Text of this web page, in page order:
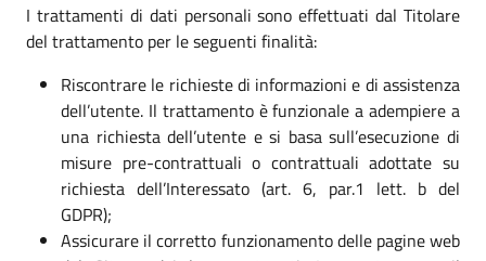
I trattamenti di dati personali sono effettuati dal Titolare
del trattamento per le seguenti finalità:
Riscontrare le richieste di informazioni e di assistenza
dell’utente. Il trattamento è funzionale a adempiere a
una richiesta dell’utente e si basa sull’esecuzione di
misure pre-contrattuali o contrattuali adottate su
richiesta dell’Interessato (art. 6, par.1 lett. b del
GDPR);
Assicurare il corretto funzionamento delle pagine web